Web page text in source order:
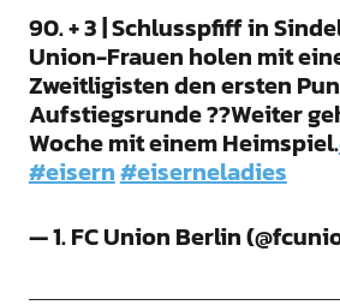
90. + 3 | Schlusspfiff in
Union-Frauen holen mit
Zweitligisten den ersten
Aufstiegsrunde ??Weiter
Woche mit einem Heimspiel.
#eisern#eiserneladies
— 1. FC Union Berlin